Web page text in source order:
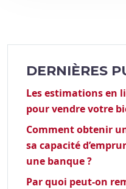
DERNIÈRES
Les estimations en
pour vendre votre
Comment obtenir
sa capacité
une banque ?
Par quoi peut-on